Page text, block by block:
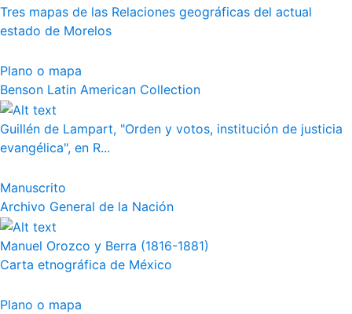
Tres mapas de las Relaciones geográficas del actual
estado de Morelos
Plano o mapa
Benson Latin American Collection
Guillén de Lampart, "Orden y votos, institución de justicia
evangélica", en R...
Manuscrito
Archivo General de la Nación
Manuel Orozco y Berra (1816-1881)
Carta etnográfica de México
Plano o mapa